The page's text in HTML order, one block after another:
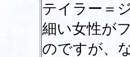
テイラー＝
細い女性が
のですが、